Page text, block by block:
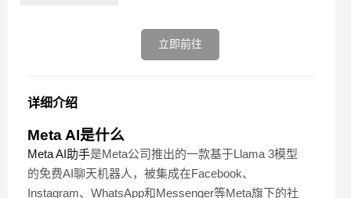
立即前往
详细介绍
Meta AI是什么
Meta AI助手是Meta公司推出的一款基于Llama 3模型
的免费AI聊天机器人，被集成在Facebook、
Instagram、WhatsApp和Messenger等Meta旗下的社